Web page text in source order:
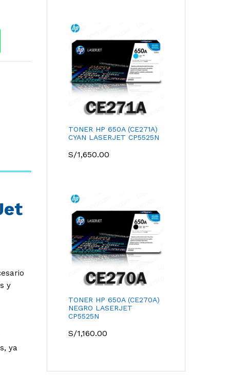
y
ya
TONER HP 650A (CE271A)
CYAN LASERJET CP5525N
S/1,650.00
TONER HP 650A (CE270A)
NEGRO LASERJET
CP5525N
S/1,160.00